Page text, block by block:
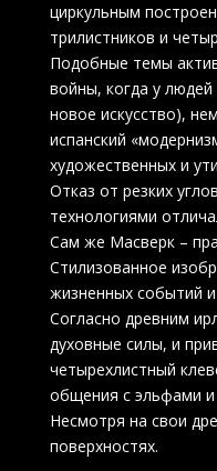
циркульным
трилистников и
Подобные темы
войны, когда у людей
новое искусство),
испанский
художественных и
Отказ от резких
технологиями
Сам же Масверк –
Стилизованное
жизненных событий
Согласно древним
духовные силы, и
четырехлистный
общения с эльфами
Несмотря на свои
поверхностях.